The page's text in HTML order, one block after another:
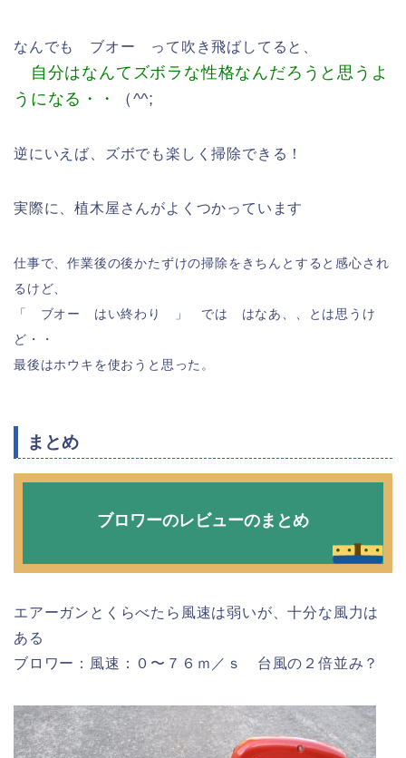
なんでも ブオー って吹き飛ばしてると、
自分はなんてズボラな性格なんだろうと思うよ
うになる・・
（^^;
逆にいえば、ズボでも楽しく掃除できる！
実際に、植木屋さんがよくつかっています
仕事で、作業後の後かたずけの掃除をきちんとすると感心され
るけど、
「 ブオー はい終わり 」 では はなあ、、とは思うけ
ど・・
最後はホウキを使おうと思った。
まとめ
ブロワーのレビューのまとめ
エアーガンとくらべたら風速は弱いが、十分な風力は
ある
ブロワー： 風速：０〜７６ｍ／ｓ 台風の２倍並み？